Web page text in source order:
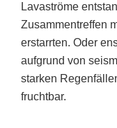
Lavaströme
Zusammentreffen
erstarrten. Oder
aufgrund von
starken
fruchtbar.